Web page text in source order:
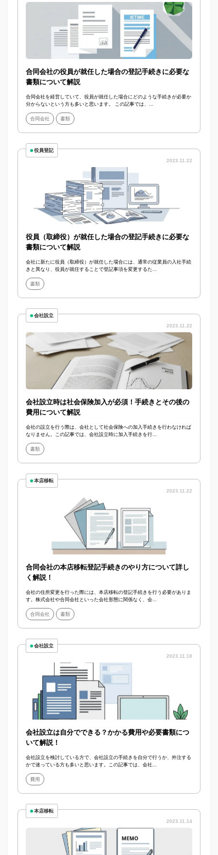
合同会社の役員が就任した場合の登記手続きに必要な
書類について解説
合同会社を経営していて、役員が就任した場合にどのような手続きが必要か
分からないという方も多いと思います。 この記事では、...
合同会社 書類
役員登記
2023.11.22
役員（取締役）が就任した場合の登記手続きに必要な
書類について解説
会社に新たに役員（取締役）が就任した場合には、通常の従業員の入社手続
きと異なり、役員が就任することで登記事項を変更するた...
書類
会社設立
2023.11.22
会社設立時は社会保険加入が必須！手続きとその後の
費用について解説
会社の設立を行う際は、会社として社会保険への加入手続きを行わなければ
なりません。この記事では、会社設立時に加入手続きを行...
書類
本店移転
2023.11.22
合同会社の本店移転登記手続きのやり方について詳し
く解説！
会社の住所変更を行った際には、本店移転の登記手続きを行う必要がありま
す。株式会社や合同会社といった会社形態に関係なく、会...
合同会社 書類
会社設立
2023.11.18
会社設立は自分でできる？かかる費用や必要書類につ
いて解説！
会社設立を検討している方で、会社設立の手続きを自分で行うか、外注する
かで迷っている方も多いと思います。この記事では、会社...
費用
本店移転
2023.11.14